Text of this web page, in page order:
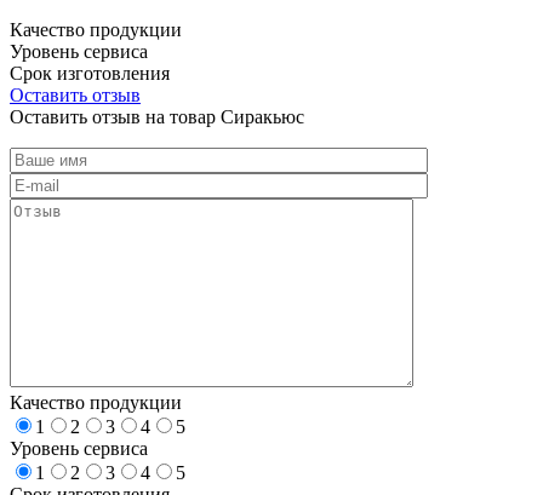
Качество продукции
Уровень сервиса
Срок изготовления
Оставить отзыв
Оставить отзыв на товар Сиракьюс
Качество продукции
1
2 3 4
5
Уровень сервиса
1
2 3 4
5